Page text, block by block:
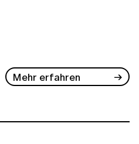
Mehr erfahren